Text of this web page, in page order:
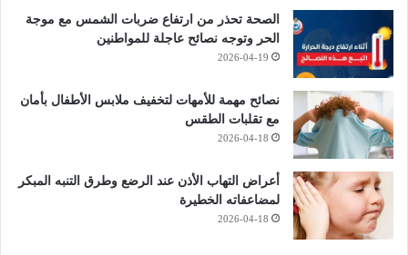
الصحة تحذر من ارتفاع ضربات الشمس مع موجة
الحر وتوجه نصائح عاجلة للمواطنين
2026-04-19
نصائح مهمة للأمهات لتخفيف ملابس الأطفال بأمان
مع تقلبات الطقس
2026-04-18
أعراض التهاب الأذن عند الرضع وطرق التنبه المبكر
لمضاعفاته الخطيرة
2026-04-18